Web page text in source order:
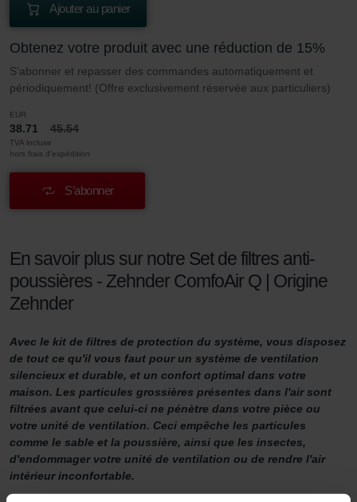
Ajouter au panier
Obtenez votre produit avec une réduction de 15%
S’abonner et repasser des commandes automatiquement et
périodiquement! (Offre exclusivement réservée aux particuliers)
EUR
38.71 45.54
TVA incluse
hors frais d’expédition
S’abonner
En savoir plus sur notre Set de filtres anti-
poussières - Zehnder ComfoAir Q | Origine
Zehnder
Avec le kit de filtres de protection du système, vous disposez
de tout ce qu'il vous faut pour un système de ventilation
silencieux et durable, et un confort optimal dans votre
maison. Les particules grossières présentes dans l'air sont
filtrées avant que celui-ci ne pénètre dans votre pièce ou
votre unité de ventilation. Ceci empêche les particules
comme le sable et la poussière, ainsi que les insectes,
d'endommager votre unité de ventilation ou de rendre l'air
intérieur inconfortable.